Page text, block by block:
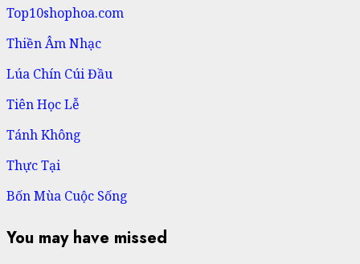
Top10shophoa.com
Thiền Âm Nhạc
Lúa Chín Cúi Đầu
Tiên Học Lễ
Tánh Không
Thực Tại
Bốn Mùa Cuộc Sống
You may have missed